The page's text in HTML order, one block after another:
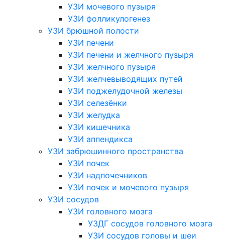
УЗИ мочевого пузыря
УЗИ фолликулогенез
УЗИ брюшной полости
УЗИ печени
УЗИ печени и желчного пузыря
УЗИ желчного пузыря
УЗИ желчевыводящих путей
УЗИ поджелудочной железы
УЗИ селезёнки
УЗИ желудка
УЗИ кишечника
УЗИ аппендикса
УЗИ забрюшинного пространства
УЗИ почек
УЗИ надпочечников
УЗИ почек и мочевого пузыря
УЗИ сосудов
УЗИ головного мозга
УЗДГ сосудов головного мозга
УЗИ сосудов головы и шеи